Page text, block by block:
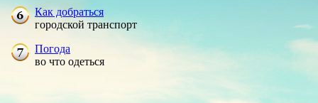
Как добраться
городской транспорт
Погода
во что одеться